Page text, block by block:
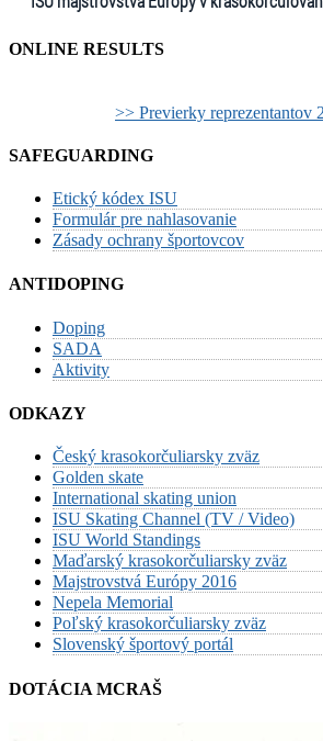
ONLINE RESULTS
>> Previerky reprezentantov
SAFEGUARDING
Etický kódex ISU
Formulár pre nahlasovanie
Zásady ochrany športovcov
ANTIDOPING
Doping
SADA
Aktivity
ODKAZY
Český krasokorčuliarsky zväz
Golden skate
International skating union
ISU Skating Channel (TV / Video)
ISU World Standings
Maďarský krasokorčuliarsky zväz
Majstrovstvá Európy 2016
Nepela Memorial
Poľský krasokorčuliarsky zväz
Slovenský športový portál
DOTÁCIA MCRAŠ